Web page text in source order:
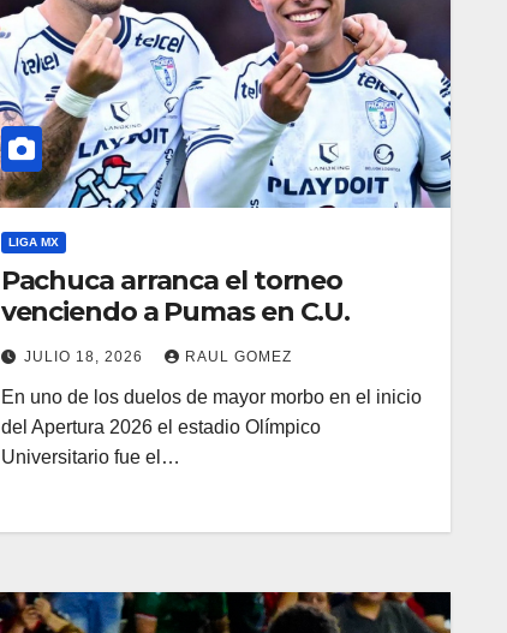
LIGA MX
Pachuca arranca el torneo
venciendo a Pumas en C.U.
JULIO 18, 2026 RAUL GOMEZ
En uno de los duelos de mayor morbo en el inicio
del Apertura 2026 el estadio Olímpico
Universitario fue el…